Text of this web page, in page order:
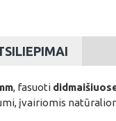
, fasuoti
įvairiomis